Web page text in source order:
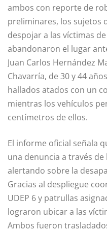
ambos con reporte de
preliminares, los sujetos
despojar a las víctimas
abandonaron el lugar
Juan Carlos Hernández
Chavarría, de 30 y 44
hallados atados con un
mientras los vehículos
centímetros de ellos.
El informe oficial señala
una denuncia a través de
alertando sobre la
Gracias al despliegue
UDEP 6 y patrullas
lograron ubicar a las
Ambos fueron